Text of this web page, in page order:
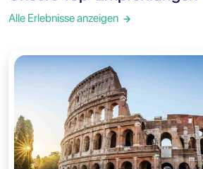
Alle Erlebnisse anzeigen